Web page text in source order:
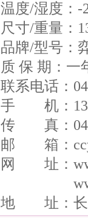
温度/湿度：-
尺寸/重量：
品牌/型号：
质 保 期：一
联系电话：
手 机：
传 真：
邮 箱：
网 址：
地 址：长